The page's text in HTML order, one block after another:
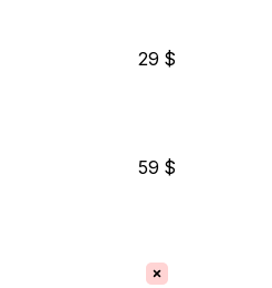
29 $
59 $